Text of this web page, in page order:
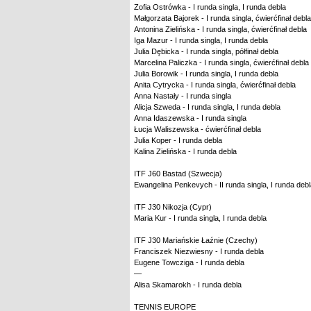
Zofia Ostrówka - I runda singla, I runda debla
Małgorzata Bajorek - I runda singla, ćwierćfinał debla
Antonina Zielińska - I runda singla, ćwierćfinał debla
Iga Mazur - I runda singla, I runda debla
Julia Dębicka - I runda singla, półfinał debla
Marcelina Paliczka - I runda singla, ćwierćfinał debla
Julia Borowik - I runda singla, I runda debla
Anita Cytrycka - I runda singla, ćwierćfinał debla
Anna Nastały - I runda singla
Alicja Szweda - I runda singla, I runda debla
Anna Idaszewska - I runda singla
Łucja Waliszewska - ćwierćfinał debla
Julia Koper - I runda debla
Kalina Zielińska - I runda debla
ITF J60 Bastad (Szwecja)
Ewangelina Penkevych - II runda singla, I runda
ITF J30 Nikozja (Cypr)
Maria Kur - I runda singla, I runda debla
ITF J30 Mariańskie Łaźnie (Czechy)
Franciszek Niezwiesny - I runda debla
Eugene Towcziga - I runda debla
—
Alisa Skamarokh - I runda debla
TENNIS EUROPE